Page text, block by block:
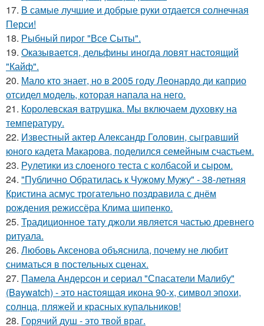
17. В самые лучшие и добрые руки отдается солнечная
Перси!
18. Рыбный пирог "Все Сыты".
19. Оказывается, дельфины иногда ловят настоящий
"Кайф".
20. Мало кто знает, но в 2005 году Леонардо ди каприо
отсидел модель, которая напала на него.
21. Королевская ватрушка. Мы включаем духовку на
температуру.
22. Известный актер Александр Головин, сыгравший
юного кадета Макарова, поделился семейным счастьем.
23. Рулетики из слоеного теста с колбасой и сыром.
24. "Публично Обратилась к Чужому Мужу" - 38-летняя
Кристина асмус трогательно поздравила с днём
рождения режиссёра Клима шипенко.
25. Традиционное тату джоли является частью древнего
ритуала.
26. Любовь Аксенова объяснила, почему не любит
сниматься в постельных сценах.
27. Памела Андерсон и сериал "Спасатели Малибу"
(Baywatch) - это настоящая икона 90-х, символ эпохи,
солнца, пляжей и красных купальников!
28. Горячий душ - это твой враг.